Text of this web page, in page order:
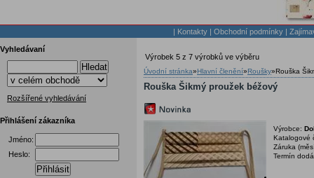
| Kontakty | Obchodní podmínky |
Vyhledávaní
Hledat
Rozšířené vyhledávání
Přihlášení zákazníka
Jméno:
Heslo:
Přihlásit
Výrobek 5 z 7 výrobků ve výběru
Úvodní stránka»Hlavní členění»Roušky»Rouška
Rouška Šikmý proužek béžový
Výrobce:
Katalogové
Záruka
Termín